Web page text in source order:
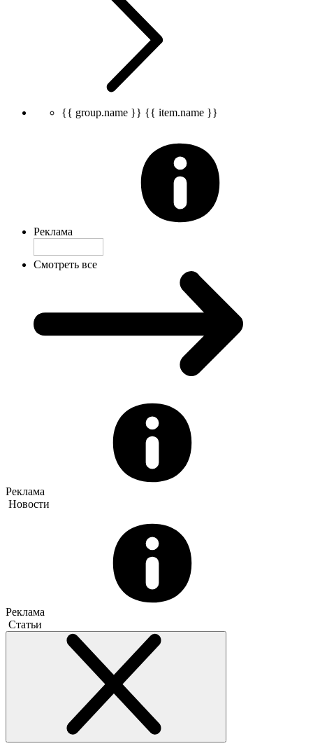
{{ group.name }} {{ item.name }}
Реклама
Смотреть все
Реклама
Новости
Реклама
Статьи